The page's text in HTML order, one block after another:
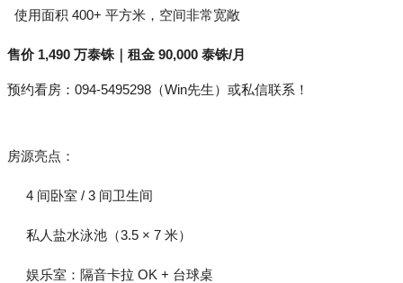
  使用面积 400+ 平方米，空间非常宽敞
售价 1,490 万泰铢｜租金 90,000 泰铢/月
预约看房：094-5495298（Win先生）或私信联系！
房源亮点：
4 间卧室 / 3 间卫生间
私人盐水泳池（3.5 × 7 米）
娱乐室：隔音卡拉 OK + 台球桌